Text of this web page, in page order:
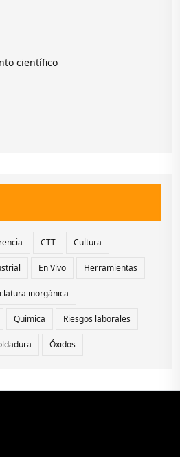
científico
CTT Cultura
En Vivo Herramientas
inorgánica
Quimica Riesgos laborales
Óxidos